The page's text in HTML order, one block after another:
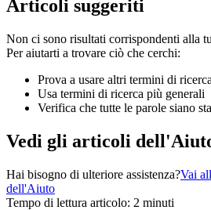
Articoli suggeriti
Non ci sono risultati corrispondenti alla
Per aiutarti a trovare ciò che cerchi:
Prova a usare altri termini di ricerca
Usa termini di ricerca più generali
Verifica che tutte le parole siano
Vedi gli articoli
Hai bisogno di ulteriore assistenza?Vai
dell'Aiuto
Tempo di lettura articolo: 2 minuti